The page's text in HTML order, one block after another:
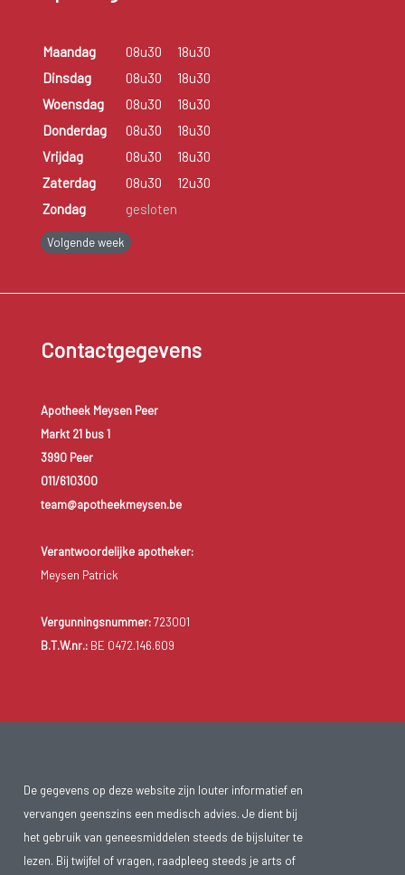
Maandag 08u30
18u30
Dinsdag
08u30
18u30
Woensdag
08u30
18u30
Donderdag
08u30
18u30
Vrijdag
08u30
18u30
Zaterdag
08u30
12u30
Zondag
gesloten
Volgende week
Contactgegevens
Apotheek Meysen Peer
Markt 21 bus 1
3990 Peer
011/610300
team@apotheekmeysen.be
Verantwoordelijke apotheker:
Meysen Patrick
Vergunningsnummer:723001
B.T.W.nr.:BE 0472.146.609
De gegevens op deze website zijn louter informatief en
vervangen geenszins een medisch advies. Je dient bij
het gebruik van geneesmiddelen steeds de bijsluiter te
lezen. Bij twijfel of vragen, raadpleeg steeds je arts of